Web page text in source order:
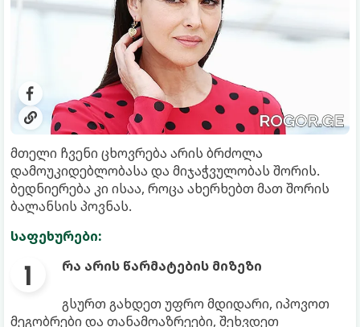
მთელი ჩვენი ცხოვრება არის ბრძოლა
დამოუკიდებლობასა და მიჯაჭვულობას შორის.
ბედნიერება კი ისაა, როცა ახერხებთ მათ შორის
ბალანსის პოვნას.
საფეხურები:
რა არის წარმატების მიზეზი
გსურთ გახდეთ უფრო მდიდარი, იპოვოთ
მეგობრები და თანამოაზრეები, შეხვდეთ